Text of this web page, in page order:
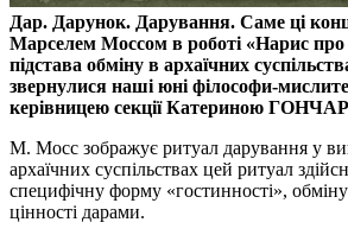
Дар. Дарунок. Дарування. Саме ці
Марселем Моссом в роботі «Нарис
підстава обміну в архаїчних
звернулися наші юні філософи-
керівницею секції Катериною
М. Мосс зображує ритуал дарування у
архаїчних суспільствах цей ритуал
специфічну форму «гостинності»,
цінності дарами.